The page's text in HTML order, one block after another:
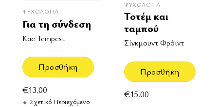
ΨΥΧΟΛΟΓΊΑ
Για τη σύνδεση
Kae Tempest
Προσθήκη
€13.00
Σχετικό Περιεχόμενο
ΨΥΧΟΛΟΓΊΑ
Τοτέμ και
ταμπού
Σίγκμουντ Φρόιντ
Προσθήκη
€15.00